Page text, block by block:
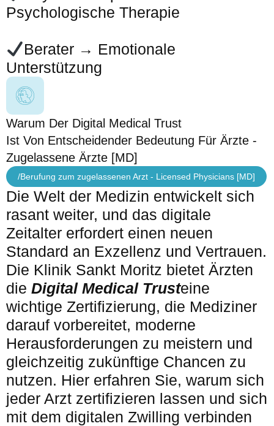
Psychologische Therapie
Berater → Emotionale
Unterstützung
Warum Der Digital Medical Trust
Ist Von Entscheidender Bedeutung Für Ärzte -
Zugelassene Ärzte [MD]
/Berufung zum zugelassenen Arzt - Licensed Physicians [MD]
Die Welt der Medizin entwickelt sich
rasant weiter, und das digitale
Zeitalter erfordert einen neuen
Standard an Exzellenz und Vertrauen.
Die Klinik Sankt Moritz bietet Ärzten
die Digital Medical Trusteine
wichtige Zertifizierung, die Mediziner
darauf vorbereitet, moderne
Herausforderungen zu meistern und
gleichzeitig zukünftige Chancen zu
nutzen. Hier erfahren Sie, warum sich
jeder Arzt zertifizieren lassen und sich
mit dem digitalen Zwilling verbinden